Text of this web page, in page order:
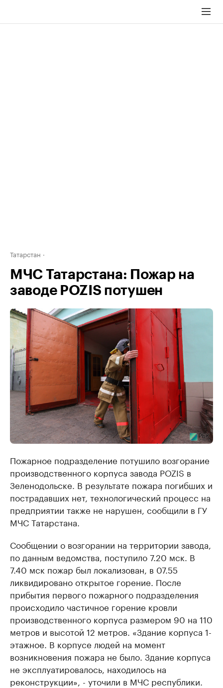
Татарстан
МЧС Татарстана: Пожар на
заводе POZIS потушен
Пожарное подразделение потушило возгорание
производственного корпуса завода POZIS в
Зеленодольске. В результате пожара погибших и
пострадавших нет, технологический процесс на
предприятии также не нарушен, сообщили в ГУ
МЧС Татарстана.
Сообщении о возгорании на территории завода,
по данным ведомства, поступило 7.20 мск. В
7.40 мск пожар был локализован, в 07.55
ликвидировано открытое горение. После
прибытия первого пожарного подразделения
происходило частичное горение кровли
производственного корпуса размером 90 на 110
метров и высотой 12 метров. «Здание корпуса 1-
этажное. В корпусе людей на момент
возникновения пожара не было. Здание корпуса
не эксплуатировалось, находилось на
реконструкции», - уточили в МЧС республики.